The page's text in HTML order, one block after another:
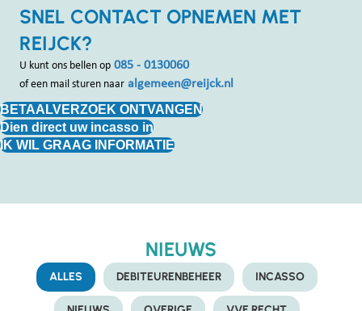
SNEL CONTACT OPNEMEN MET
REIJCK?
U kunt ons bellen op 085 - 0130060
of een mail sturen naar algemeen@reijck.nl
BETAALVERZOEK ONTVANGEN
Dien direct uw incasso in
IK WIL GRAAG INFORMATIE
NIEUWS
ALLES DEBITEURENBEHEER INCASSO